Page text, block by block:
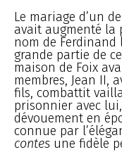
Le mariage d’un
avait augmenté la
nom de Ferdinand
grande partie de
maison de Foix
membres, Jean II,
fils, combattit
prisonnier avec
dévouement en
connue par
contes une fidèle